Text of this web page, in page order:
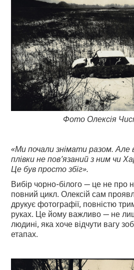
Фото Олексія
«Ми почали знімати разом. Але
плівки не пов’язаний з ним чи
Це був просто збіг».
Вибір чорно-білого — це не про
повний цикл. Олексій сам
друкує фотографії, повністю
руках. Це йому важливо — не
людині, яка хоче відчути вагу
етапах.